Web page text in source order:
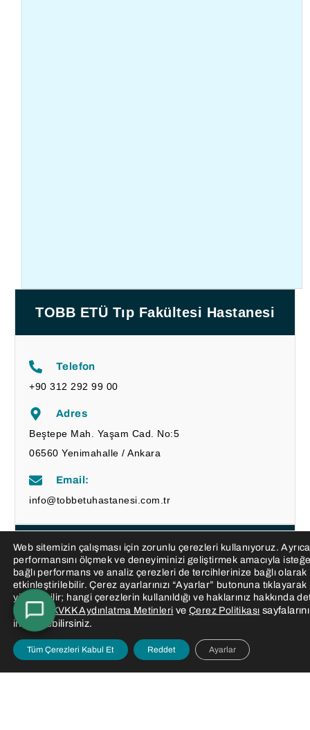
TOBB ETÜ Tıp Fakültesi Hastanesi
Telefon
+90 312 292 99 00
Adres
Beştepe Mah. Yaşam Cad. No:5
06560 Yenimahalle / Ankara
Email:
info@tobbetuhastanesi.com.tr
Sosyal Medya Hesaplarımız
Son Yazılarımız
Web sitemizin çalışması için zorunlu çerezleri kullanıyoruz.
performansını ölçmek ve deneyiminizi geliştirmek amacıyla
bağlı performans ve analiz çerezleri de tercihlerinize bağlı olarak
etkinleştirilebilir. Çerez ayarlarınızı “Ayarlar” butonuna tıklayarak
yönetebilir; hangi çerezlerin kullanıldığı ve haklarınız hakkında
bilgi için
KVKK Aydınlatma Metinleri veÇerez Politikası sayfalarını
inceleyebilirsiniz.
Tüm Çerezleri Kabul Et Reddet Ayarlar